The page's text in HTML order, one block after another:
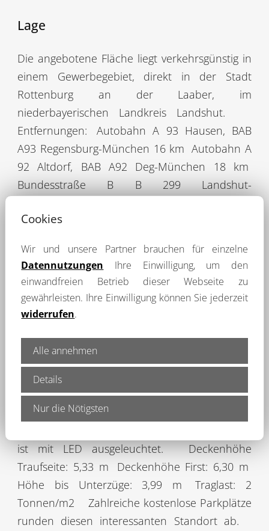
Lage
Die angebotene Fläche liegt verkehrsgünstig in
einem Gewerbegebiet, direkt in der Stadt
Rottenburg an der Laaber, im
niederbayerischen Landkreis Landshut.
Entfernungen:
Autobahn A 93 Hausen, BAB
A93 Regensburg-München 16 km Autobahn A
92 Altdorf, BAB A92 Deg-München 18 km
Bundesstraße B B 299 Landshut-
Neufahrn in Niederbayern 11 km
Objektbeschreibung
In Rottenburg an der Laaber bieten wir diese
gepflegte Gewerbefläche in verkehrsgünstiger
Lage zur Vermietung an.
Die gut
geschnittene Lager-/Produktionsfläche eignet
sich für vielerlei Branchen. Bei Bedarf kann
Bürotrakt mit direktem Zugang angemietet
werden.
Die Einheit ist über ein elektrisches
ist mit LED ausgeleuchtet.
Deckenhöhe
Traufseite: 5,33 m
Deckenhöhe First: 6,30 m
Höhe bis Unterzüge: 3,99 m
Traglast: 2
Tonnen/m2
Zahlreiche kostenlose Parkplätze
runden diesen interessanten Standort ab.
Cookies
Wir und unsere Partner brauchen für einzelne
Datennutzungen Ihre Einwilligung, um den
einwandfreien Betrieb dieser Webseite zu
gewährleisten. Ihre Einwilligung können Sie jederzeit
widerrufen.
Alle annehmen
Details
Nur die Nötigsten